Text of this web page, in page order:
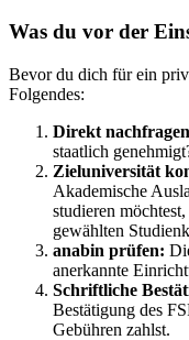
Was du vor der
Bevor du dich für ein
Folgendes:
Direkt
staatlich
Zieluniversität
Akademische
studieren
gewählten
anabin prüfen:
anerkannte
Schriftliche
Bestätigung des
Gebühren zahlst.